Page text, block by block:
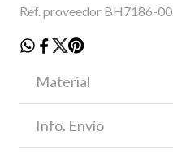
Ref. proveedor BH7186-00
Material
Info. Envío